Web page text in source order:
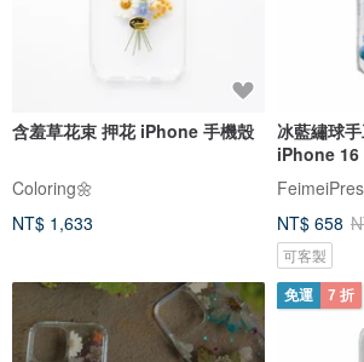
含羞草花束 押花 iPhone 手機殼
Coloring🌼
NT$ 1,633
冰藍繡球
iPhone
NT$ 658
可客製
免運 7 折